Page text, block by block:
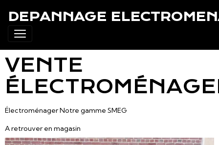
DEPANNAGE
VENTE
Électroménager Notre gamme SMEG
A retrouver en magasin